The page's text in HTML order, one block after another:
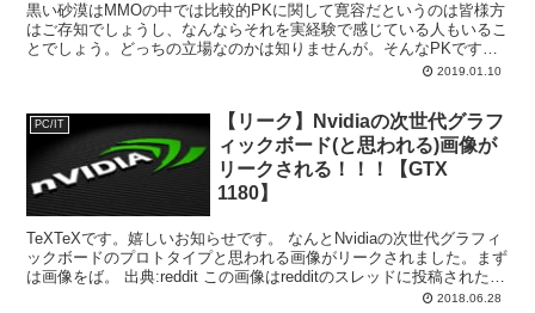
黒い砂漠はMMOの中では比較的PKに関して寛容だというのは皆様方
はご存知でしょうし、なんならそれを実経験で感じている人もいるこ
とでしょう。どっちの立場なのかは知りませんが。そんなPKですが
ペナルティというものが無いわけではなく、性向値によっ...2019.01.10
PC/IT
【リーク】Nvidiaの次世代グラフ
ィックボード(と思われる)画像が
リークされる！！！【GTX
1180】
TeXTeXです。嬉しいお知らせです。 なんとNvidiaの次世代グラフィ
ックボードのプロトタイプと思われる画像がリークされました。まず
は画像をば。 出典:reddit この画像はredditのスレッドに投稿された画
2018.06.28